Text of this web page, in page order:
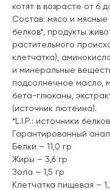
котят в возрасте от 6
Состав: мясо и мясные
белков*, продукты
растительного
клетчатка),
и минеральные
подсолнечное масло,
бета-глюканы,
(источник лютеина).
*L.I.P.: источники
Гарантированный
Белки – 11,0 гр
Жиры – 3,6 гр
Зола – 1,5 гр
Клетчатка пищевая –